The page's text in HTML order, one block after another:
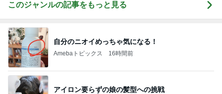
このジャンルの記事をもっと見る
自分のニオイめっちゃ気になる！
Amebaトピックス 16時間前
アイロン要らずの娘の髪型への挑戦